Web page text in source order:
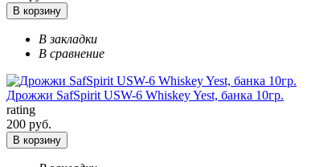
В корзину
В закладки
В сравнение
Дрожжи SafSpirit USW-6 Whiskey Yest, банка 10гр.
rating
200 руб.
В корзину